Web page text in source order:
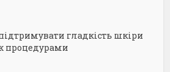
гладкість шкіри
процедурами